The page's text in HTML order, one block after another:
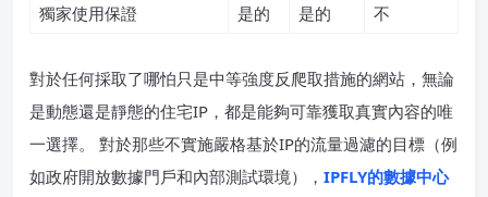
獨家使用保證 是的 是的 不
對於任何採取了哪怕只是中等強度反爬取措施的網站，無論
是動態還是靜態的住宅IP，都是能夠可靠獲取真實內容的唯
一選擇。 對於那些不實施嚴格基於IP的流量過濾的目標（例
如政府開放數據門戶和內部測試環境）， IPFLY的數據中心